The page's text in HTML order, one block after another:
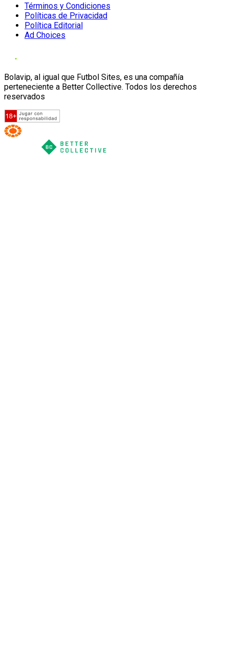
Términos y Condiciones
Políticas de Privacidad
Política Editorial
Ad Choices
Bolavip, al igual que Futbol Sites, es una compañía
perteneciente a Better Collective. Todos los derechos
reservados